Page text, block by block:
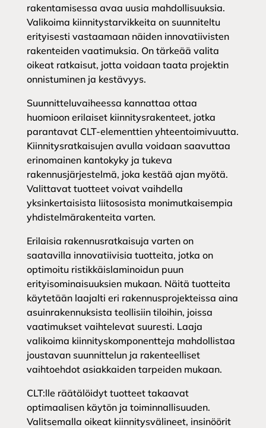
rakentamisessa avaa uusia mahdollisuuksia.
Valikoima kiinnitystarvikkeita on suunniteltu
erityisesti vastaamaan näiden innovatiivisten
rakenteiden vaatimuksia. On tärkeää valita
oikeat ratkaisut, jotta voidaan taata projektin
onnistuminen ja kestävyys.
Suunnitteluvaiheessa kannattaa ottaa
huomioon erilaiset kiinnitysrakenteet, jotka
parantavat CLT-elementtien yhteentoimivuutta.
Kiinnitysratkaisujen avulla voidaan saavuttaa
erinomainen kantokyky ja tukeva
rakennusjärjestelmä, joka kestää ajan myötä.
Valittavat tuotteet voivat vaihdella
yksinkertaisista liitososista monimutkaisempia
yhdistelmärakenteita varten.
Erilaisia rakennusratkaisuja varten on
saatavilla innovatiivisia tuotteita, jotka on
optimoitu ristikkäislaminoidun puun
erityisominaisuuksien mukaan. Näitä tuotteita
käytetään laajalti eri rakennusprojekteissa aina
asuinrakennuksista teollisiin tiloihin, joissa
vaatimukset vaihtelevat suuresti. Laaja
valikoima kiinnityskomponentteja mahdollistaa
joustavan suunnittelun ja rakenteelliset
vaihtoehdot asiakkaiden tarpeiden mukaan.
CLT:lle räätälöidyt tuotteet takaavat
optimaalisen käytön ja toiminnallisuuden.
Valitsemalla oikeat kiinnitysvälineet, insinöörit